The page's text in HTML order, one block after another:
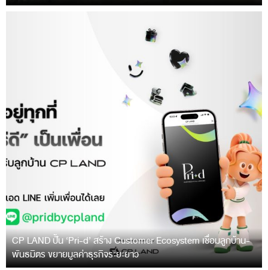
CP LAND ปั้น ‘Pri-d’ สร้าง Customer Ecosystem เชื่อมลูกบ้าน-
พันธมิตร ขยายมูลค่าธุรกิจระยะยาว